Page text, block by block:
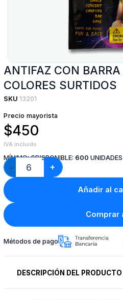
ANTIFAZ CON
COLORES SURTIDOS
SKU 13201
Precio mayorista
$450
IVA incluido
MÍNIMO:6DISPONIBLE: 600 UNIDADES
− +
Añadir al
Comprar
Métodos de pago
DESCRIPCIÓN DEL PRODUCTO